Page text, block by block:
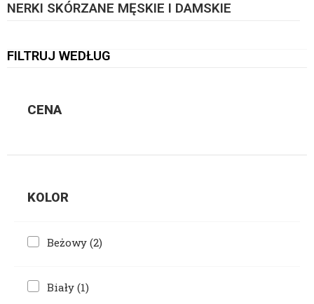
NERKI SKÓRZANE MĘSKIE I DAMSKIE
FILTRUJ WEDŁUG
CENA
KOLOR
Beżowy(2)
Biały(1)